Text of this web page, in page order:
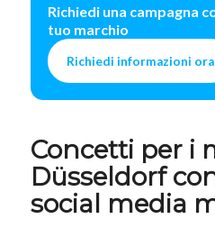
Richiedi una campagna
tuo marchio
Richiedi informazioni ora
Concetti per i
Düsseldorf
social media